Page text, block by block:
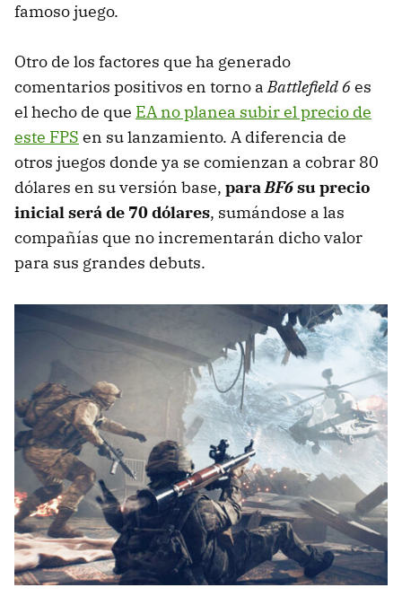
famoso juego.
Otro de los factores que ha generado
comentarios positivos en torno aBattlefield 6es
el hecho de que EA no planea subir el precio de
este FPS en su lanzamiento. A diferencia de
otros juegos donde ya se comienzan a cobrar 80
dólares en su versión base, paraBF6su precio
inicial será de 70 dólares, sumándose a las
compañías que no incrementarán dicho valor
para sus grandes debuts.